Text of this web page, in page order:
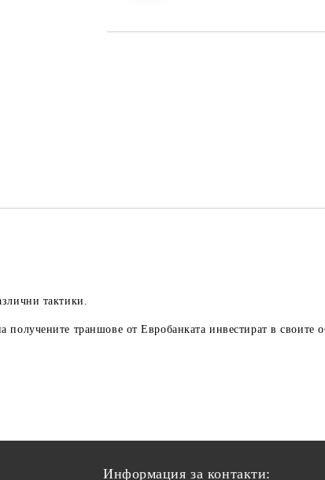
тактики.
траншове от Евробанката инвестират в своите
Информация за контакти: